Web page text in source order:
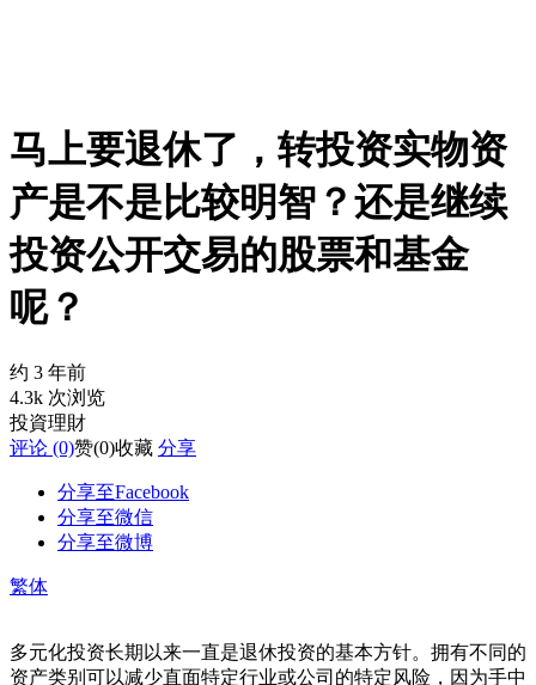
马上要退休了，转投资实物资
产是不是比较明智？还是继续
投资公开交易的股票和基金
呢？
约 3 年前
4.3k 次浏览
投資理財
评论 (0)赞(0)收藏 分享
分享至Facebook
分享至微信
分享至微博
繁体
多元化投资长期以来一直是退休投资的基本方针。拥有不同的
资产类别可以减少直面特定行业或公司的特定风险，因为手中